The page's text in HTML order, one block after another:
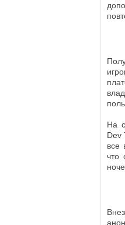
На
Dev
все
что